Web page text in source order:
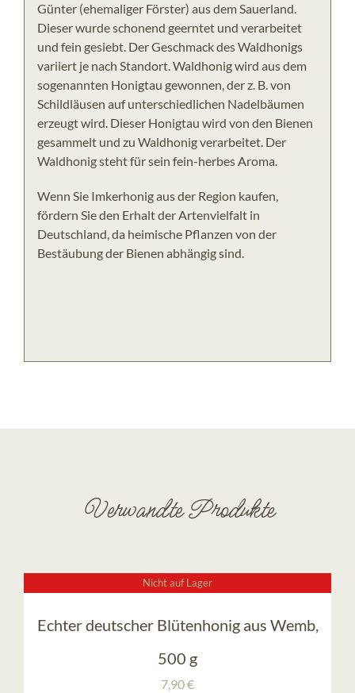
Günter (ehemaliger Förster) aus dem Sauerland.
Dieser wurde schonend geerntet und verarbeitet
und fein gesiebt. Der Geschmack des Waldhonigs
variiert je nach Standort. Waldhonig wird aus dem
sogenannten Honigtau gewonnen, der z. B. von
Schildläusen auf unterschiedlichen Nadelbäumen
erzeugt wird. Dieser Honigtau wird von den Bienen
gesammelt und zu Waldhonig verarbeitet. Der
Waldhonig steht für sein fein-herbes Aroma.
Wenn Sie Imkerhonig aus der Region kaufen,
fördern Sie den Erhalt der Artenvielfalt in
Deutschland, da heimische Pflanzen von der
Bestäubung der Bienen abhängig sind.
Verwandte Produkte
Nicht auf Lager
Echter deutscher Blütenhonig aus Wemb,
500 g
7,90€